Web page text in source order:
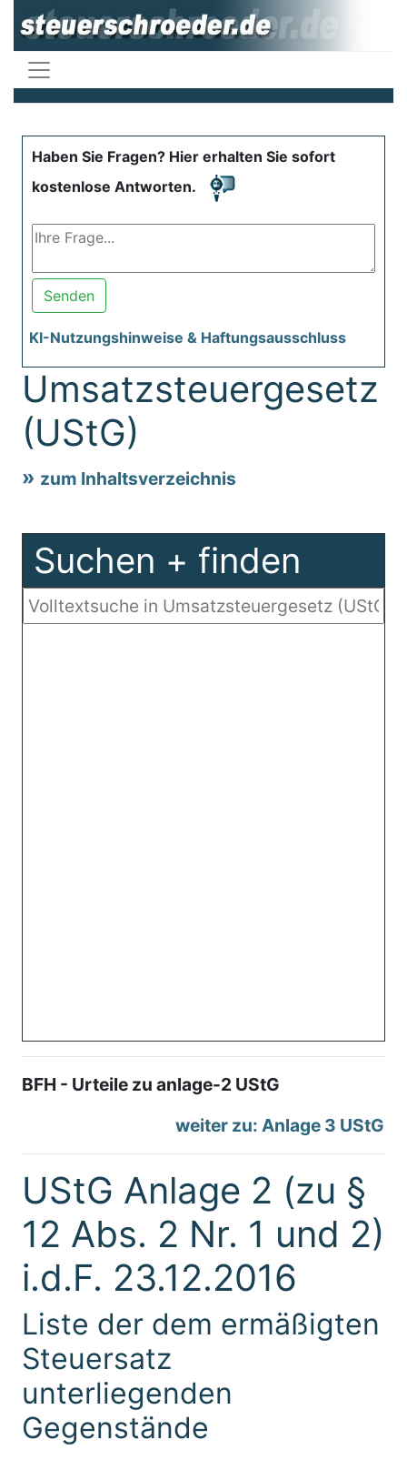
Haben Sie Fragen? Hier erhalten Sie sofort
kostenlose Antworten.
Senden
KI-Nutzungshinweise & Haftungsausschluss
Umsatzsteuergesetz
(UStG)
zum Inhaltsverzeichnis
Suchen + finden
BFH - Urteile zu anlage-2 UStG
weiter zu: Anlage 3 UStG
UStG Anlage 2 (zu §
12 Abs. 2 Nr. 1 und 2)
i.d.F. 23.12.2016
Liste der dem ermäßigten
Steuersatz
unterliegenden
Gegenstände